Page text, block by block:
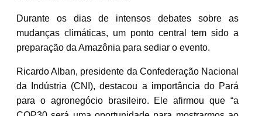
Durante os dias de intensos debates sobre as
mudanças climáticas, um ponto central tem sido a
preparação da Amazônia para sediar o evento.
Ricardo Alban, presidente da Confederação Nacional
da Indústria (CNI), destacou a importância do Pará
para o agronegócio brasileiro. Ele afirmou que “a